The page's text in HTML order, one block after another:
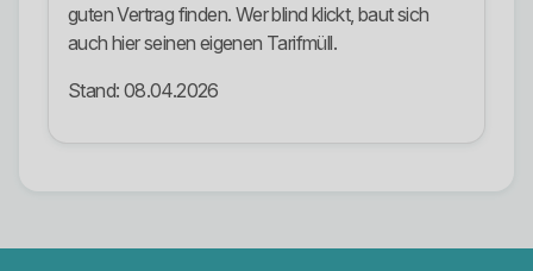
guten Vertrag finden. Wer blind klickt, baut sich
auch hier seinen eigenen Tarifmüll.
Stand: 08.04.2026